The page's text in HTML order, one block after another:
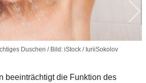
Duschen / Bild: iStock / IuriiSokolov
beeinträchtigt die Funktion des